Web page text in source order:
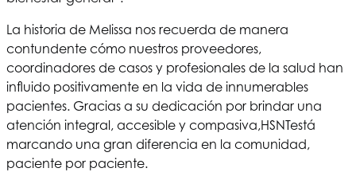
La historia de Melissa nos recuerda de manera
contundente cómo nuestros proveedores,
coordinadores de casos y profesionales de la salud han
influido positivamente en la vida de innumerables
pacientes. Gracias a su dedicación por brindar una
atención integral, accesible y compasiva,HSNTestá
marcando una gran diferencia en la comunidad,
paciente por paciente.